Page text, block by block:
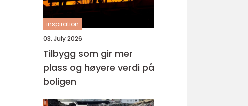
inspiration
03. July 2026
Tilbygg som gir mer
plass og høyere verdi på
boligen